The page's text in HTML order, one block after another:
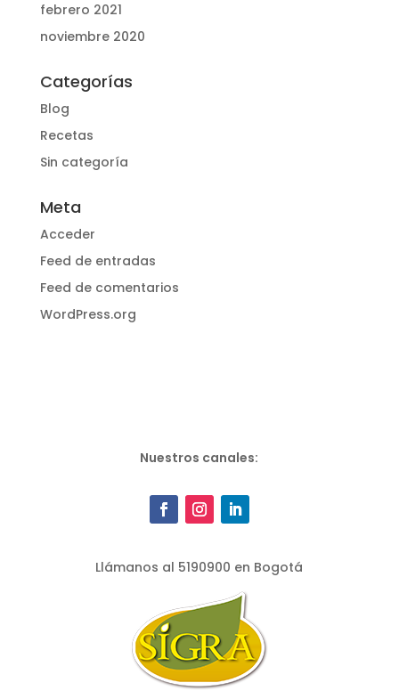
febrero 2021
noviembre 2020
Categorías
Blog
Recetas
Sin categoría
Meta
Acceder
Feed de entradas
Feed de comentarios
WordPress.org
Nuestros canales:
Llámanos al 5190900 en Bogotá